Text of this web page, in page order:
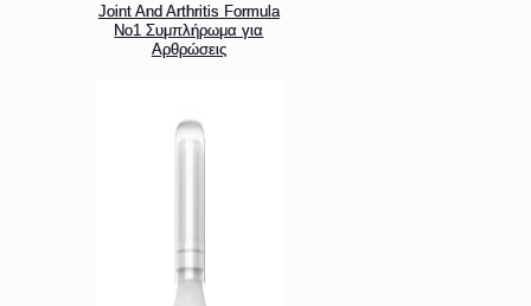
Joint And Arthritis Formula
No1 Συμπλήρωμα για
Αρθρώσεις